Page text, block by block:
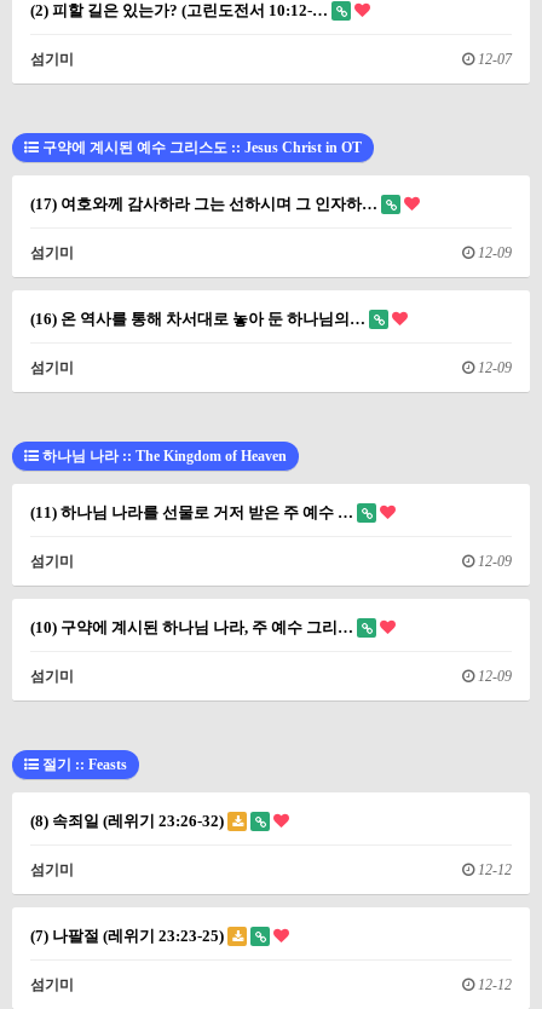
(2) 피할 길은 있는가? (고린도전서 10:12-…
섬기미 12-07
구약에 계시된 예수 그리스도 :: Jesus Christ in OT
(17) 여호와께 감사하라 그는 선하시며 그 인자하…
섬기미 12-09
(16) 온 역사를 통해 차서대로 놓아 둔 하나님의…
섬기미 12-09
하나님 나라 :: The Kingdom of Heaven
(11) 하나님 나라를 선물로 거저 받은 주 예수 …
섬기미 12-09
(10) 구약에 계시된 하나님 나라, 주 예수 그리…
섬기미 12-09
절기 :: Feasts
(8) 속죄일 (레위기 23:26-32)
섬기미 12-12
(7) 나팔절 (레위기 23:23-25)
섬기미 12-12